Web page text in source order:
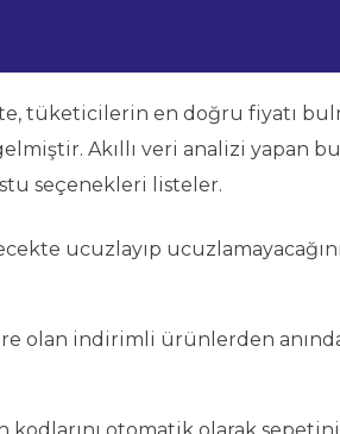
tüketicilerin en doğru fiyatı
Akıllı veri analizi yapan bu
seçenekleri listeler.
ucuzlayıp
olan indirimli ürünlerden